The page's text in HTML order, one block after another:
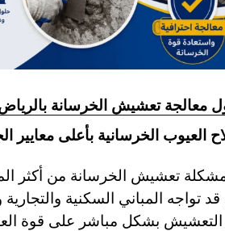
معالجة تعشيش الخرسانة
العيوب الخرسانية بأعلى معايير
تعشيش الخرسانة من أكثر
قد تواجه المباني السكنية
التعشيش بشكل مباشر على قوة